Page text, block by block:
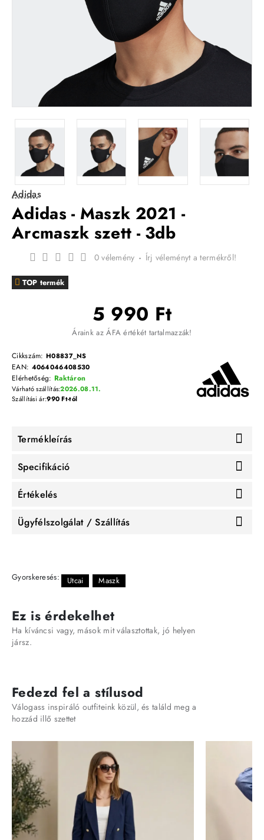
Adidas
Adidas - Maszk 2021 -
Arcmaszk szett - 3db
TOP termék
0 vélemény - Írj véleményt a termékről!
5 990 Ft
Áraink az ÁFA értékét tartalmazzák!
Cikkszám: H08837_NS
EAN: 4064046408530
Elérhetőség: Raktáron
Várható szállítás:2026.08.11.
Szállítási ár:990 Ft-tól
Termékleírás
Specifikáció
Értékelés
Ügyfélszolgálat / Szállítás
Gyorskeresés: Utcai Maszk
Ez is érdekelhet
Ha kíváncsi vagy, mások mit választottak, jó helyen
jársz.
Fedezd fel a stílusod
Válogass inspiráló outfiteink közül, és találd meg a
hozzád illő szettet